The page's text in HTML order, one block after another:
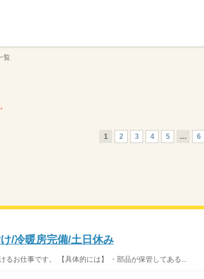
覧
1 2 3 4 5 … 6
/冷暖房完備/土日休み
るお仕事です。 【具体的には】 ・部品が保管してある...